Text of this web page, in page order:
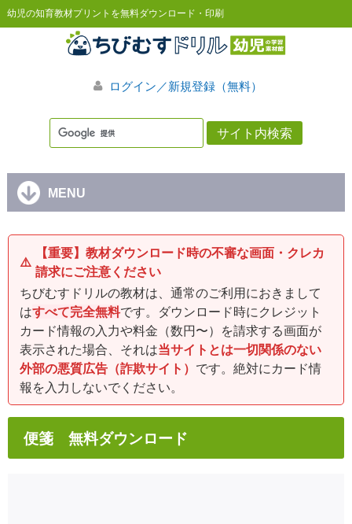
幼児の知育教材プリントを無料ダウンロード・印刷
ログイン／新規登録（無料）
MENU
⚠️
【重要】教材ダウンロード時の不審な画面・クレカ
請求にご注意ください
ちびむすドリルの教材は、通常のご利用におきまして
はすべて完全無料です。ダウンロード時にクレジット
カード情報の入力や料金（数円〜）を請求する画面が
表示された場合、それは当サイトとは一切関係のない
外部の悪質広告（詐欺サイト） です。絶対にカード情
報を入力しないでください。
便箋 無料ダウンロード